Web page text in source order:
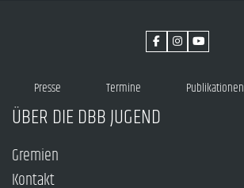
Presse Termine Publikationen
ÜBER DIE DBB JUGEND
Gremien
Kontakt